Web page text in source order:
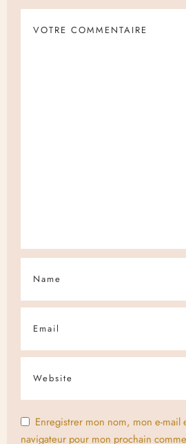
Enregistrer mon nom, mon e-mail
navigateur pour mon prochain